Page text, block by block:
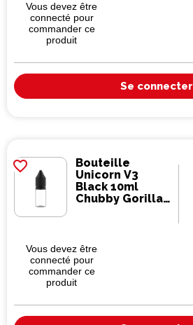
Vous devez être
connecté pour
commander ce
produit
Se connecter
favorite_border
Bouteille
Unicorn V3
Black 10ml
Chubby Gorilla
Vous devez être
connecté pour
commander ce
produit